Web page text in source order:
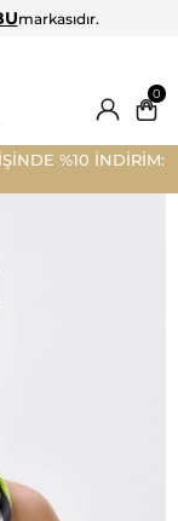
markasıdır.
0
%10 İNDİRİM: